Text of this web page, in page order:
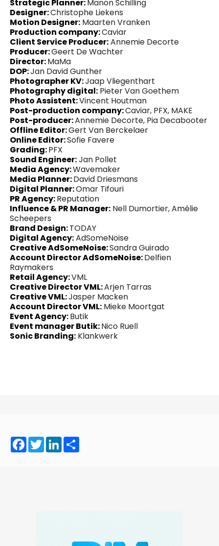
Strategic Planner:Manon Schilling
Designer:Christophe Liekens
Motion Designer: Maarten Vranken
Production company:Caviar
Client Service Producer:Annemie Decorte
Producer:Geert De Wachter
Director:MaMa
DOP:Jan David Gunther
Photographer KV:Jaap Vliegenthart
Photography digital: Pieter Van Goethem
Photo Assistent:Vincent Houtman
Post-production company:Caviar, PFX, MAKE
Post-producer:Annemie Decorte, Pia Decabooter
Offline Editor:Gert Van Berckelaer
Online Editor:Sofie Favere
Grading:PFX
Sound Engineer:Jan Pollet
Media Agency:Wavemaker
Media Planner:David Driesmans
Digital Planner:Omar Tifouri
PR Agency:Reputation
Influence & PR Manager: Nell Dumortier, Amélie
Scheepers
Brand Design:TODAY
Digital Agency:AdSomeNoise
Creative AdSomeNoise:Sandra Guirado
Account Director AdSomeNoise:Delfien
Raymakers
Retail Agency:VML
Creative Director VML:Arjen Tarras
Creative VML:Jasper Macken
Account Director VML: Mieke Moortgat
Event Agency:Butik
Event manager Butik:Nico Ruell
Sonic Branding: Klankwerk
Facebook
TwitterLinkedIn